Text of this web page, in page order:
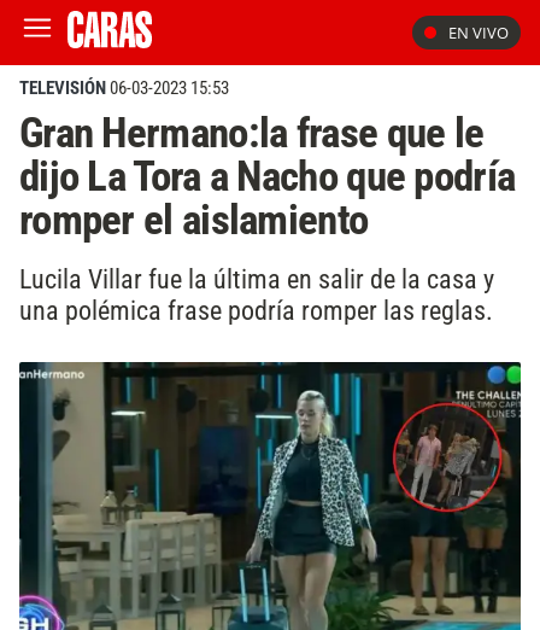
EN VIVO
TELEVISIÓN06-03-2023 15:53
Gran Hermano:la frase que le
dijo La Tora a Nacho que podría
romper el aislamiento
Lucila Villar fue la última en salir de la casa y
una polémica frase podría romper las reglas.